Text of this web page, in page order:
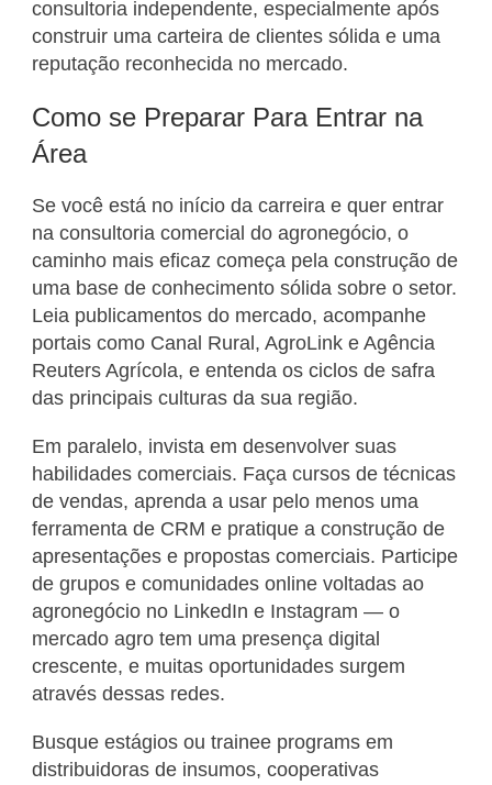
consultoria independente, especialmente após
construir uma carteira de clientes sólida e uma
reputação reconhecida no mercado.
Como se Preparar Para Entrar na
Área
Se você está no início da carreira e quer entrar
na consultoria comercial do agronegócio, o
caminho mais eficaz começa pela construção de
uma base de conhecimento sólida sobre o setor.
Leia publicamentos do mercado, acompanhe
portais como Canal Rural, AgroLink e Agência
Reuters Agrícola, e entenda os ciclos de safra
das principais culturas da sua região.
Em paralelo, invista em desenvolver suas
habilidades comerciais. Faça cursos de técnicas
de vendas, aprenda a usar pelo menos uma
ferramenta de CRM e pratique a construção de
apresentações e propostas comerciais. Participe
de grupos e comunidades online voltadas ao
agronegócio no LinkedIn e Instagram — o
mercado agro tem uma presença digital
crescente, e muitas oportunidades surgem
através dessas redes.
Busque estágios ou trainee programs em
distribuidoras de insumos, cooperativas